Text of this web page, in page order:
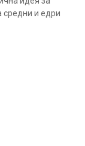
средни и едри